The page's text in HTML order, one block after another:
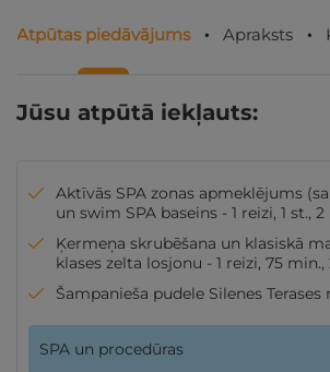
Atpūtas piedāvājums Apraksts
Jūsu atpūtā iekļauts:
Aktīvās SPA zonas apmeklējums
un swim SPA baseins - 1 reizi, 1 st., 2
Ķermeņa skrubēšana un klasiskā
klases zelta losjonu - 1 reizi, 75 min.,
Šampanieša pudele Silenes Terases
SPA un procedūras